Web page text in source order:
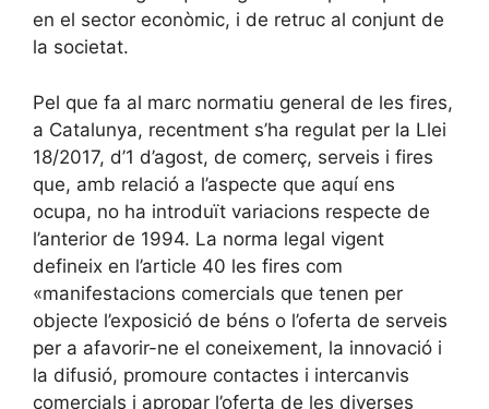
en el sector econòmic, i de retruc al conjunt de
la societat.
Pel que fa al marc normatiu general de les fires,
a Catalunya, recentment s’ha regulat per la Llei
18/2017, d’1 d’agost, de comerç, serveis i fires
que, amb relació a l’aspecte que aquí ens
ocupa, no ha introduït variacions respecte de
l’anterior de 1994. La norma legal vigent
defineix en l’article 40 les fires com
«manifestacions comercials que tenen per
objecte l’exposició de béns o l’oferta de serveis
per a afavorir-ne el coneixement, la innovació i
la difusió, promoure contactes i intercanvis
comercials i apropar l’oferta de les diverses